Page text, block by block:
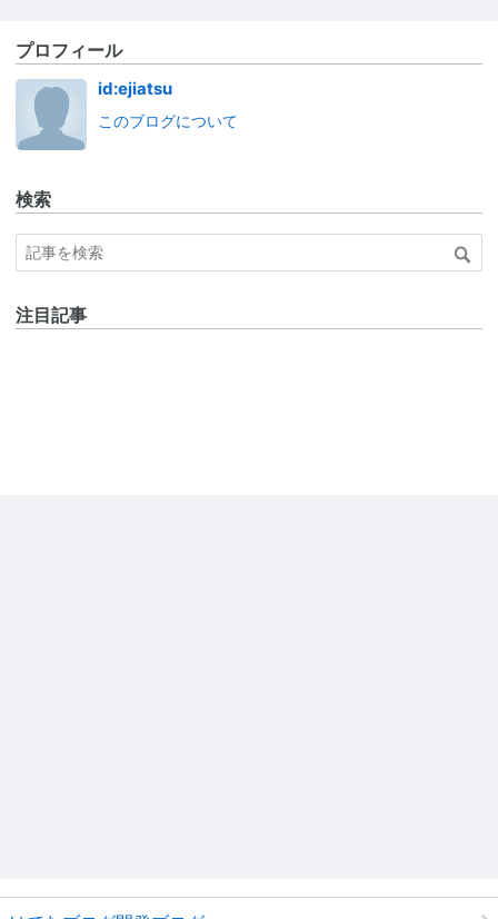
プロフィール
id:ejiatsu
このブログについて
検索
注目記事